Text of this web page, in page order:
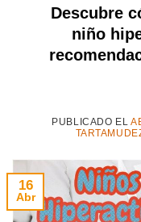
Descubre
niño
PUBLICADO EL
16
Abr